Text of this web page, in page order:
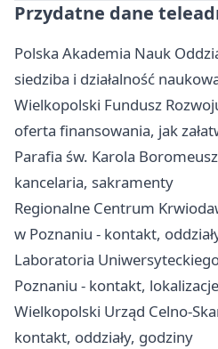
Przydatne dane
Polska Akademia Nauk
siedziba i działalność
Wielkopolski Fundusz
oferta finansowania, jak
Parafia św. Karola
kancelaria, sakramenty
Regionalne Centrum
w Poznaniu - kontakt,
Laboratoria
Poznaniu - kontakt,
Wielkopolski Urząd Celno-
kontakt, oddziały, godziny